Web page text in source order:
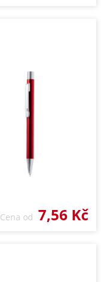
Cena od 7,56 Kč